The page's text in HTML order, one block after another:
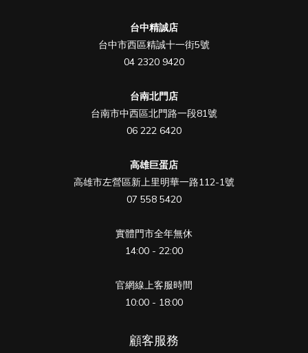
台中精誠店
台中市西區精誠十一街5號
04 2320 9420
台南北門店
台南市中西區北門路一段81號
06 222 6420
高雄巨蛋店
高雄市左營區新上里明華一路112-1號
07 558 5420
實體門市全年無休
14:00 - 22:00
官網線上客服時間
10:00 - 18:00
顧客服務